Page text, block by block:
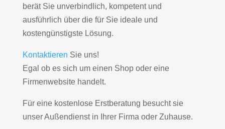
berät Sie unverbindlich, kompetent und
ausführlich über die für Sie ideale und
kostengünstigste Lösung.
Kontaktieren Sie uns!
Egal ob es sich um einen Shop oder eine
Firmenwebsite handelt.
Für eine kostenlose Erstberatung besucht sie
unser Außendienst in Ihrer Firma oder Zuhause.